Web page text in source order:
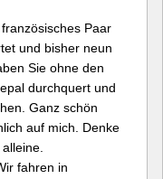
Paar
und bisher neun
Sie ohne den
durchquert und
Ganz schön
auf mich. Denke
fahren in